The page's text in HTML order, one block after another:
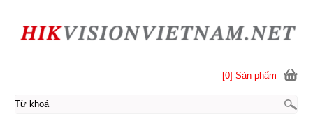
[0] Sản phẩm